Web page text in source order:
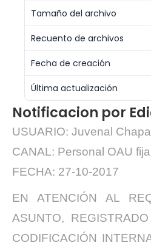
Tamaño del archivo
Recuento de archivos
Fecha de creación
Última actualización
Notificacion por
USUARIO: Juvenal
CANAL: Personal OAU fija
FECHA: 27-10-2017
EN ATENCIÓN AL
ASUNTO,
CODIFICACIÓN